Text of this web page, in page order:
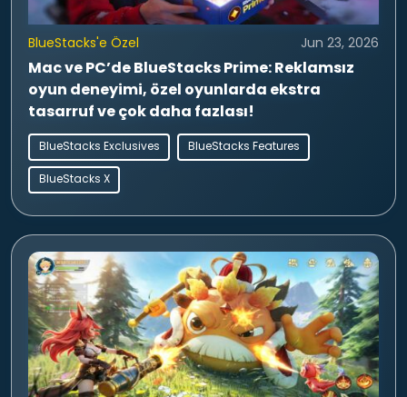
BlueStacks'e Özel Jun 23, 2026
Mac ve PC’de BlueStacks Prime: Reklamsız
oyun deneyimi, özel oyunlarda ekstra
tasarruf ve çok daha fazlası!
BlueStacks Exclusives BlueStacks Features
BlueStacks X